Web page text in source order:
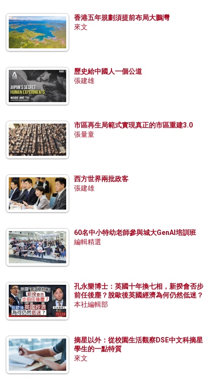
香港五年規劃須提前布局大鵬灣
來文
歷史給中國人一個公道
張建雄
市區再生局範式實現真正的市區重建3.0
張量童
西方世界兩批政客
張建雄
60名中小特幼老師參與城大GenAI培訓班
編輯精選
孔永樂博士：英國十年換七相，新揆會否步
前任後塵？脫歐後英國經濟為何仍然低迷？
本社編輯部
摘星以外：從校園生活觀察DSE中文科摘星
學生的一點特質
來文